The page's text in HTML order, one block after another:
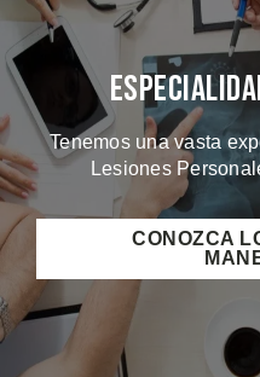
Tenemos una vasta
Lesiones
CONOZCA